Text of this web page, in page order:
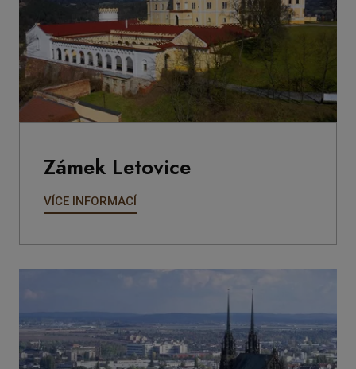
Zámek Letovice
VÍCE INFORMACÍ